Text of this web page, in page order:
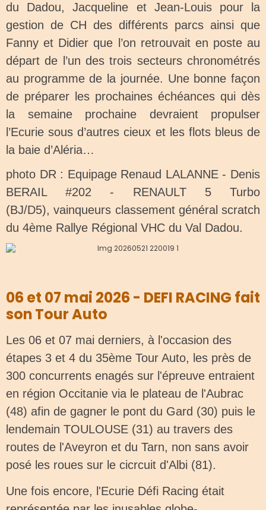
du Dadou, Jacqueline et Jean-Louis pour la
gestion de CH des différents parcs ainsi que
Fanny et Didier que l’on retrouvait en poste au
départ de l’un des trois secteurs chronométrés
au programme de la journée. Une bonne façon
de préparer les prochaines échéances qui dès
la semaine prochaine devraient propulser
l’Ecurie sous d’autres cieux et les flots bleus de
la baie d’Aléria…
photo DR : Equipage Renaud LALANNE - Denis
BERAIL #202 - RENAULT 5 Turbo
(BJ/D5),vainqueurs classement général scratch
du 4ème Rallye Régional VHC du Val Dadou.
06 et 07 mai 2026 - DEFI RACING fait
son Tour Auto
Les 06 et 07 mai derniers, à l'occasion des
étapes 3 et 4 du 35ème Tour Auto, les près de
300 concurrents enagés sur l'épreuve entraient
en région Occitanie via le plateau de l'Aubrac
(48) afin de gagner le pont du Gard (30) puis le
lendemain TOULOUSE (31) au travers des
routes de l'Aveyron et du Tarn, non sans avoir
posé les roues sur le cicrcuit d'Albi (81).
Une fois encore, l'Ecurie Défi Racing était